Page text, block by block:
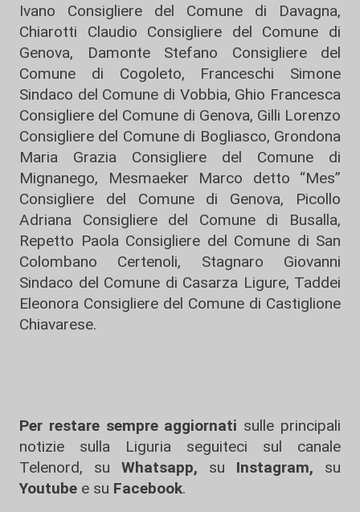
Ivano Consigliere del Comune di Davagna,
Chiarotti Claudio Consigliere del Comune di
Genova, Damonte Stefano Consigliere del
Comune di Cogoleto, Franceschi Simone
Sindaco del Comune di Vobbia, Ghio Francesca
Consigliere del Comune di Genova, Gilli Lorenzo
Consigliere del Comune di Bogliasco, Grondona
Maria Grazia Consigliere del Comune di
Mignanego, Mesmaeker Marco detto “Mes”
Consigliere del Comune di Genova, Picollo
Adriana Consigliere del Comune di Busalla,
Repetto Paola Consigliere del Comune di San
Colombano Certenoli, Stagnaro Giovanni
Sindaco del Comune di Casarza Ligure, Taddei
Eleonora Consigliere del Comune di Castiglione
Chiavarese.
Per restare sempre aggiornati sulle principali
notizie sulla Liguria seguiteci sul canale
Telenord, su
Whatsapp, su Instagram, su
Youtube e su Facebook.